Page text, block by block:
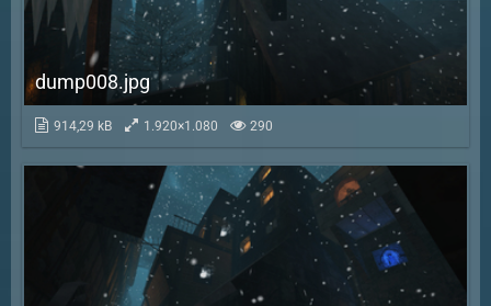
dump008.jpg
914,29 kB 1.920×1.080 290